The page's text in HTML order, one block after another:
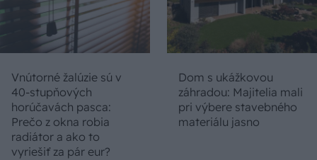
Vnútorné žalúzie sú v
40-stupňových
horúčavách pasca:
Prečo z okna robia
radiátor a ako to
vyriešiť za pár eur?
Dom s ukážkovou
záhradou: Majitelia mali
pri výbere stavebného
materiálu jasno